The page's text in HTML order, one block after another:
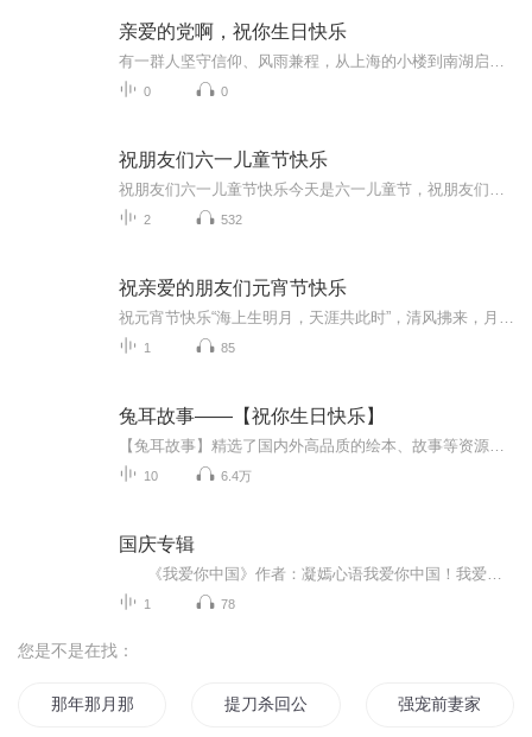
亲爱的党啊，祝你生日快乐
0 0
祝朋友们六一儿童节快乐
2 532
祝亲爱的朋友们元宵节快乐
1 85
兔耳故事——【祝你生日快乐】
10 6.4万
国庆专辑
1 78
您是不是在找：
那年那月那时节 提刀杀回公元前 强宠前妻家有军